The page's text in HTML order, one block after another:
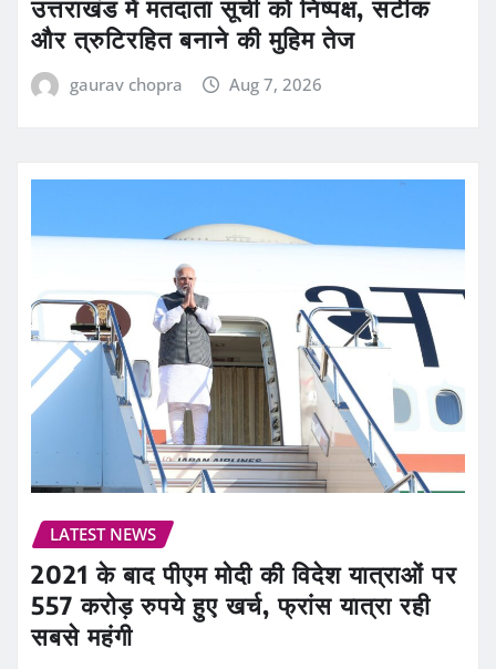
उत्तराखंड में मतदाता सूची को निष्पक्ष, सटीक
और त्रुटिरहित बनाने की मुहिम तेज
gaurav chopra Aug 7, 2026
LATEST NEWS
2021 के बाद पीएम मोदी की विदेश यात्राओं पर
557 करोड़ रुपये हुए खर्च, फ्रांस यात्रा रही
सबसे महंगी